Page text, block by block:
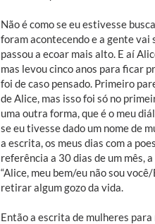
Não é como se eu estivesse
foram acontecendo e a gente vai
passou a ecoar mais alto. E aí
mas levou cinco anos para ficar
foi de caso pensado. Primeiro
de Alice, mas isso foi só no
uma outra forma, que é o meu
se eu tivesse dado um nome de
a escrita, os meus dias com a
referência a 30 dias de um mês,
“Alice, meu bem/eu não sou
retirar algum gozo da vida.
Então a escrita de mulheres